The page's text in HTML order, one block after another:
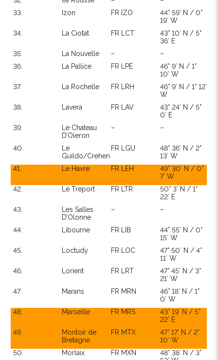
33.
Izon FR IZO
44° 59′ N / 0°
19′ W
34.
La Ciotat FR LCT
43° 10′ N / 5°
36′ E
35.
La Nouvelle –
–
36.
La Pallice FR LPE
46° 9′ N / 1°
10′ W
37.
La Rochelle FR LRH
46° 9′ N / 1° 12′
W
38.
Lavera FR LAV
43° 24′ N / 5°
0′ E
39.
Le Chateau
D’Oleron
– –
40.
Le
Guildo/Crehen
FR LGU
48° 36′ N / 2°
13′ W
41.
Le Havre FR LEH
49° 30′ N / 0°
7′ W
42.
Le Treport FR LTR
50° 3′ N / 1°
22′ E
43.
Les Salles
D’Olonne
– –
44. Libourne FR LIB
44° 55′ N / 0°
15′ W
45.
Loctudy FR LOC
47° 50′ N / 4°
11′ W
46.
Lorient FR LRT
47° 45′ N / 3°
21′ W
47.
Marans FR MRN
46° 18′ N / 1°
0′ W
48.
Marseille FR MRS
43° 19′ N / 5°
22′ E
49.
Montoir de
Bretagne
FR MTX
47° 17′ N / 2°
10′ W
50.
Morlaix FR MXN
48° 38′ N / 3°